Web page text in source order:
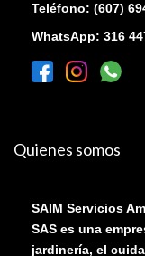
Teléfono: (607)
WhatsApp: 316
Quienes somos
SAIM Servicios
SAS es una
jardinería, el